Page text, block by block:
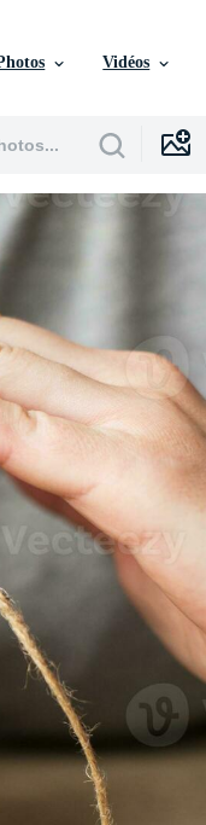
Vidéos